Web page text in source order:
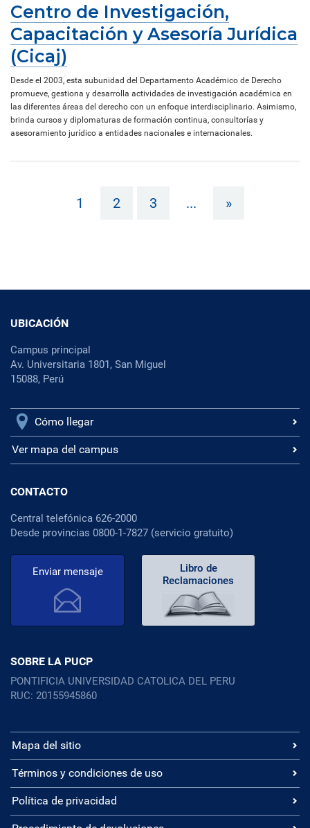
Centro de Investigación,
Capacitación y Asesoría Jurídica
(Cicaj)
Desde el 2003, esta subunidad del Departamento Académico de Derecho
promueve, gestiona y desarrolla actividades de investigación académica en
las diferentes áreas del derecho con un enfoque interdisciplinario. Asimismo,
brinda cursos y diplomaturas de formación continua, consultorías y
asesoramiento jurídico a entidades nacionales e internacionales.
1 2 3 ... »
UBICACIÓN
Campus principal
Av. Universitaria 1801, San Miguel
15088, Perú
Cómo llegar
Ver mapa del campus
CONTACTO
Central telefónica 626-2000
Desde provincias 0800-1-7827 (servicio gratuito)
Enviar mensaje
Libro de
Reclamaciones
SOBRE LA PUCP
PONTIFICIA UNIVERSIDAD CATOLICA DEL PERU
RUC: 20155945860
Mapa del sitio
Términos y condiciones de uso
Política de privacidad